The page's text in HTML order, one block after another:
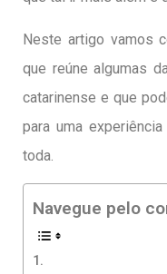
Neste artigo vamos
que reúne algumas
catarinense e que
para uma
toda.
Navegue pelo